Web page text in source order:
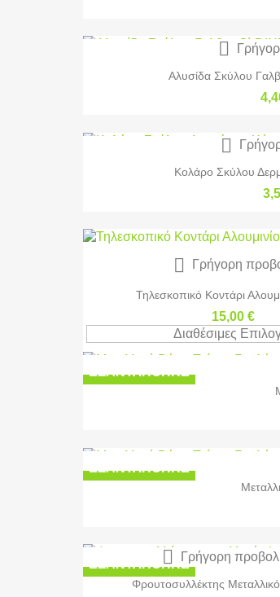
Αλυσίδα Σκύλου

Κολάρο Σκύλου

Τηλεσκοπικό Κοντάρι
15,00 €
Διαθέσιμες
 Γρήγορη
ΕΞΑΝΤΛΉΘΗΚΕ
ΕΞΑΝΤΛΉΘΗΚΕ
Φρουτοσυλλέκτης
ΕΞΑΝΤΛΉΘΗΚΕ
 Γρήγορη